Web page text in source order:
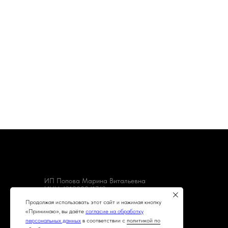
Продолжая использовать этот сайт и нажимая кнопку
«Принимаю», вы даёте согласие на обработку
персональных данных в соответствии с политикой по
ИП Попова Марина Витальевна
ИНН 431200041743